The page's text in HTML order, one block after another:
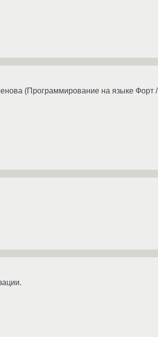
(Программирование на языке Форт /